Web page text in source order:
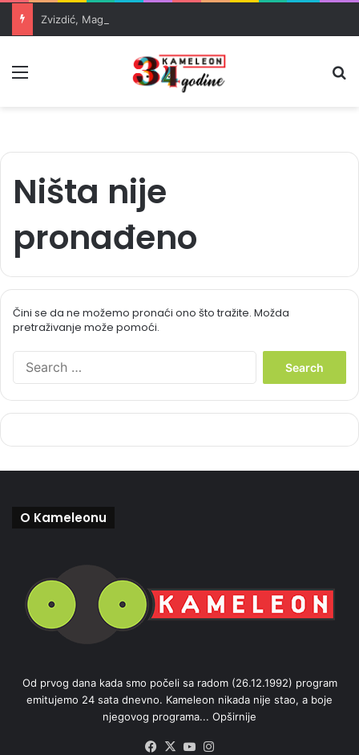
Ništa nije
pronađeno
Čini se da ne možemo pronaći ono što tražite. Možda
pretraživanje može pomoći.
h
O Kameleonu
Od prvog dana kada smo počeli sa radom (26.12.1992) program
emitujemo 24 sata dnevno. Kameleon nikada nije stao, a boje
njegovog programa... Opširnije
Facebook
X YouTube